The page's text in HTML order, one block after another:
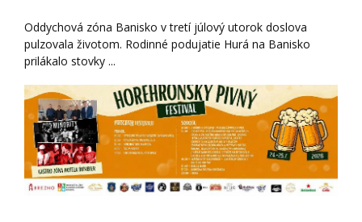
Oddychová zóna Banisko v tretí júlový utorok doslova
pulzovala životom. Rodinné podujatie Hurá na Banisko
prilákalo stovky ...